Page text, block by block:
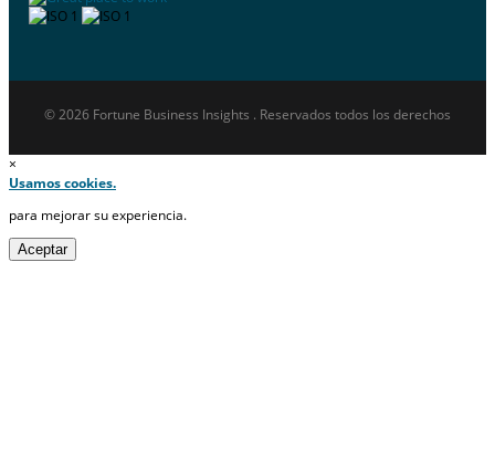
© 2026 Fortune Business Insights . Reservados todos los derechos
×
Usamos cookies.
para mejorar su experiencia.
Aceptar